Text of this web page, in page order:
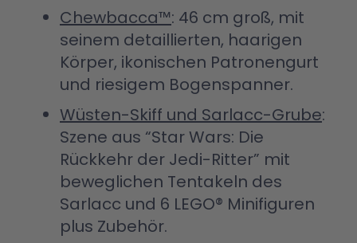
Chewbacca™: 46 cm groß, mit
seinem detaillierten, haarigen
Körper, ikonischen Patronengurt
und riesigem Bogenspanner.
Wüsten-Skiff und Sarlacc-Grube:
Szene aus “Star Wars: Die
Rückkehr der Jedi-Ritter” mit
beweglichen Tentakeln des
Sarlacc und 6 LEGO® Minifiguren
plus Zubehör.